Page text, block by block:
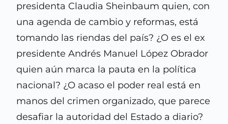
presidenta Claudia Sheinbaum quien, con
una agenda de cambio y reformas, está
tomando las riendas del país? ¿O es el ex
presidente Andrés Manuel López Obrador
quien aún marca la pauta en la política
nacional? ¿O acaso el poder real está en
manos del crimen organizado, que parece
desafiar la autoridad del Estado a diario?